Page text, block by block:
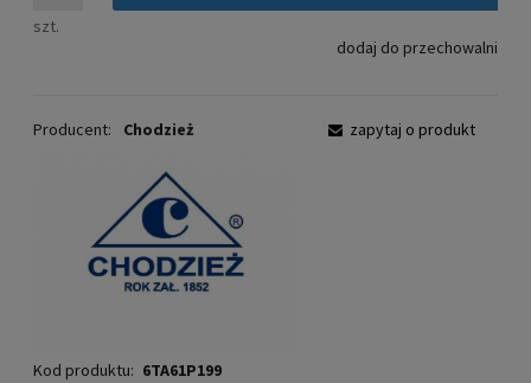
szt.
dodaj do przechowalni
Producent: Chodzież
Kod produktu: 6TA61P199
zapytaj o produkt